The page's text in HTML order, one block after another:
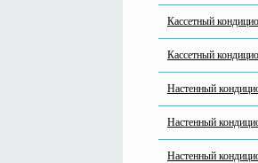
Кассетный
Кассетный
Настенный
Настенный
Настенный